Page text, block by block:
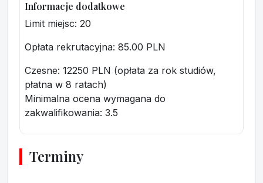
Informacje dodatkowe
Limit miejsc: 20
Opłata rekrutacyjna: 85.00 PLN
Czesne: 12250 PLN (opłata za rok studiów,
płatna w 8 ratach)
Minimalna ocena wymagana do
zakwalifikowania: 3.5
Terminy